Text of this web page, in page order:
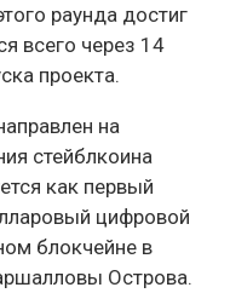
раунда достиг
всего через 14
проекта.
на
стейблкоина
как первый
цифровой
блокчейне в
Острова.